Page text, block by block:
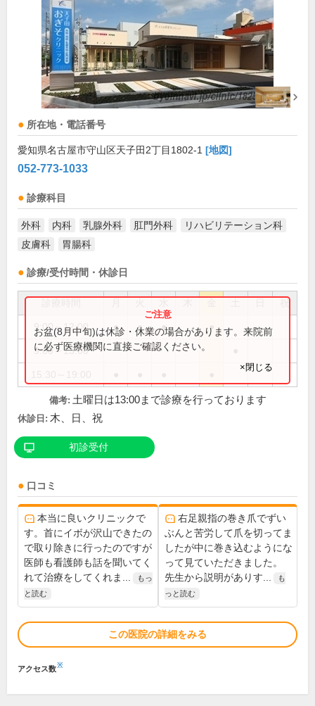
所在地・電話番号
愛知県名古屋市守山区天子田2丁目1802-1 [地図]
052-773-1033
診療科目
外科 内科 乳腺外科 肛門外科
リハビリテーション科
皮膚科
胃腸科
診療/受付時間・休診日
祝
9:00～12:00 ● ● ● ●
9:00～13:00
お盆(8月中旬)は休診・休業の場合があります。来院前
に必ず医療機関に直接ご確認ください。
×閉じる
備考: 土曜日は13:00まで診療を行っております
休診日: 木、日、祝
初診受付
口コミ
本当に良いクリニックで
す。首にイボが沢山できたの
で取り除きに行ったのですが
医師も看護師も話を聞いてく
れて治療をしてくれま...
もっ
と読む
右足親指の巻き爪でずい
ぶんと苦労して爪を切ってま
したが中に巻き込むようにな
って見ていただきました。
先生から説明がありす...
も
っと読む
この医院の詳細をみる
アクセス数※